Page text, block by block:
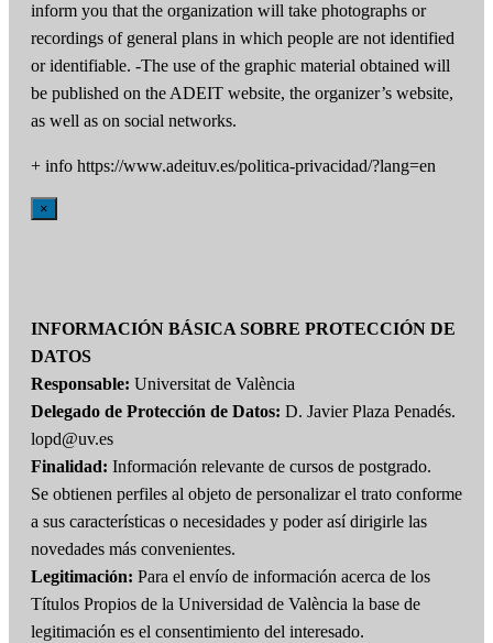
inform you that the organization will take photographs or
recordings of general plans in which people are not identified
or identifiable. -The use of the graphic material obtained will
be published on the ADEIT website, the organizer’s website,
as well as on social networks.
+ info https://www.adeituv.es/politica-privacidad/?lang=en
×
INFORMACIÓN BÁSICA SOBRE PROTECCIÓN DE
DATOS
Responsable: Universitat de València
Delegado de Protección de Datos: D. Javier Plaza Penadés.
lopd@uv.es
Finalidad: Información relevante de cursos de postgrado.
Se obtienen perfiles al objeto de personalizar el trato conforme
a sus características o necesidades y poder así dirigirle las
novedades más convenientes.
Legitimación: Para el envío de información acerca de los
Títulos Propios de la Universidad de València la base de
legitimación es el consentimiento del interesado.